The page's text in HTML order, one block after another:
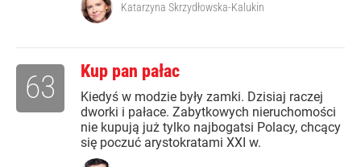
Katarzyna Skrzydłowska-Kalukin
Kup pan pałac
Kiedyś w modzie były zamki. Dzisiaj raczej
dworki i pałace. Zabytkowych nieruchomości
nie kupują już tylko najbogatsi Polacy, chcący
się poczuć arystokratami XXI w.
63